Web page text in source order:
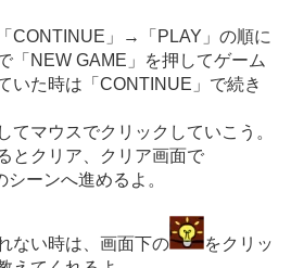
CONTINUE」→「PLAY」の順に
「NEW GAME」を押してゲーム
いた時は「CONTINUE」で続き
てマウスでクリックしていこう。
とクリア、クリア画面で
シーンへ進めるよ。
ない時は、画面下の
をクリッ